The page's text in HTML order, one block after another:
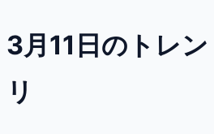
3月11日のトレ
リ